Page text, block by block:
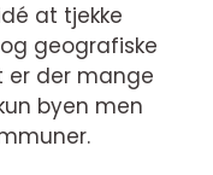
at tjekke
geografiske
er der mange
byen men